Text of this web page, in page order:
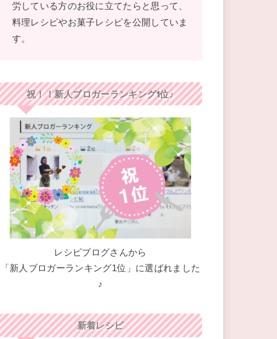
労している方のお役に立てたらと思って、
料理レシピやお菓子レシピを公開していま
す。
祝！！新人ブロガーランキング1位♪
レシピブログさんから
「新人ブロガーランキング1位」に選ばれました
♪
新着レシピ